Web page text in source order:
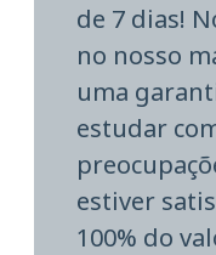
de 7 dias!
no nosso
uma
estudar
estiver
100% do